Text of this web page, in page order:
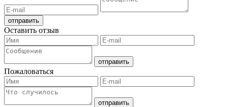
Оставить отзыв
Пожаловаться